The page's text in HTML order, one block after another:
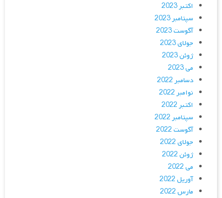
اکتبر 2023
سپتامبر 2023
آگوست 2023
جولای 2023
ژوئن 2023
می 2023
دسامبر 2022
نوامبر 2022
اکتبر 2022
سپتامبر 2022
آگوست 2022
جولای 2022
ژوئن 2022
می 2022
آوریل 2022
مارس 2022